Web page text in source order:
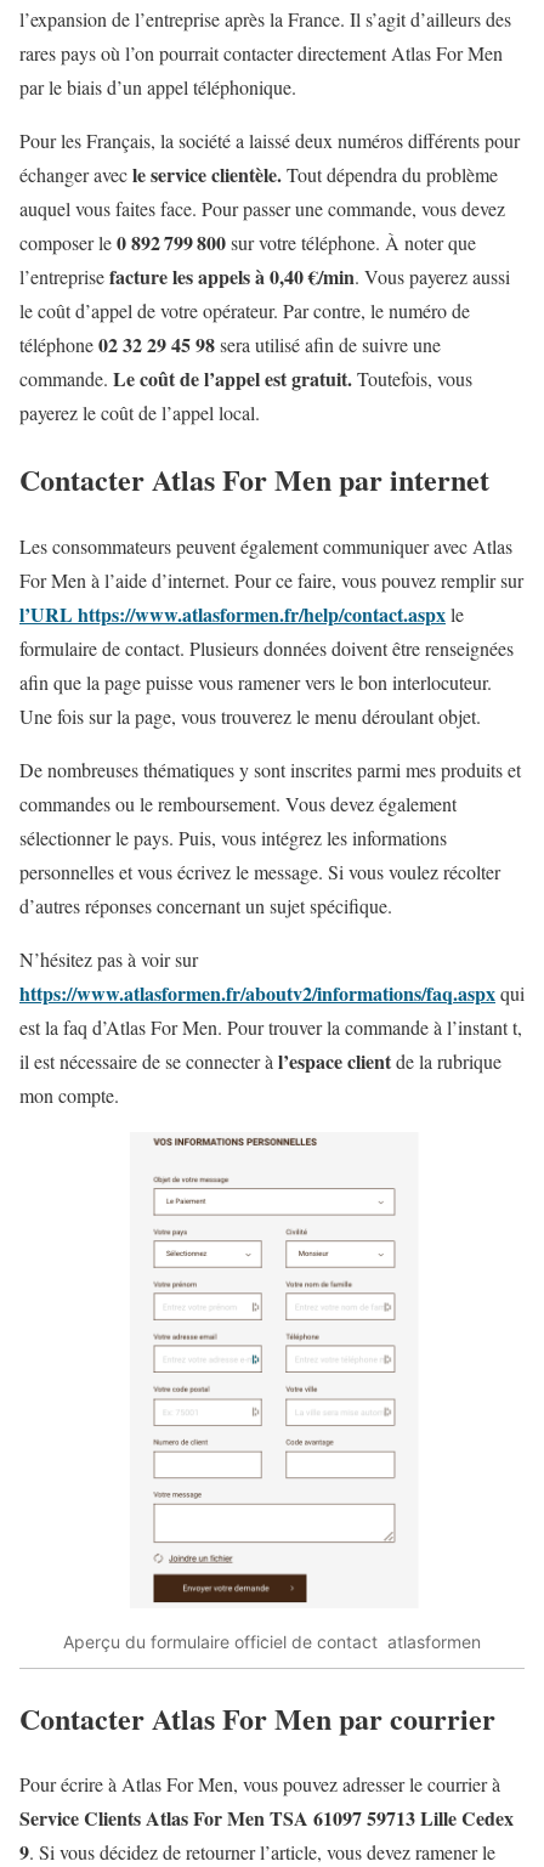
l’expansion de l’entreprise après la France. Il s’agit d’ailleurs des
rares pays où l’on pourrait contacter directement Atlas For Men
par le biais d’un appel téléphonique.
Pour les Français, la société a laissé deux numéros différents pour
échanger avecle service clientèle.Tout dépendra du problème
auquel vous faites face. Pour passer une commande, vous devez
composer le0 892 799 800sur votre téléphone. À noter que
l’entreprisefacture les appels à 0,40 €/min. Vous payerez aussi
le coût d’appel de votre opérateur. Par contre, le numéro de
téléphone02 32 29 45 98sera utilisé afin de suivre une
commande. Le coût de l’appel est gratuit.Toutefois, vous
payerez le coût de l’appel local.
Contacter Atlas For Men par internet
Les consommateurs peuvent également communiquer avec Atlas
For Men à l’aide d’internet. Pour ce faire, vous pouvez remplir sur
l’URL https://www.atlasformen.fr/help/contact.aspxle
formulaire de contact. Plusieurs données doivent être renseignées
afin que la page puisse vous ramener vers le bon interlocuteur.
Une fois sur la page, vous trouverez le menu déroulant objet.
De nombreuses thématiques y sont inscrites parmi mes produits et
commandes ou le remboursement. Vous devez également
sélectionner le pays. Puis, vous intégrez les informations
personnelles et vous écrivez le message. Si vous voulez récolter
d’autres réponses concernant un sujet spécifique.
N’hésitez pas à voir sur
https://www.atlasformen.fr/aboutv2/informations/faq.aspxqui
est la faq d’Atlas For Men. Pour trouver la commande à l’instant t,
il est nécessaire de se connecter à l’espace clientde la rubrique
mon compte.
Aperçu du formulaire officiel de contact atlasformen
Contacter Atlas For Men par courrier
Pour écrire à Atlas For Men, vous pouvez adresser le courrier à
Service Clients Atlas For Men TSA 61097 59713 Lille Cedex
9. Si vous décidez de retourner l’article, vous devez ramener le